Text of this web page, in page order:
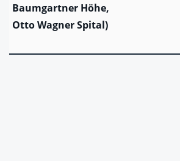
Baumgartner Höhe,
Otto Wagner Spital)